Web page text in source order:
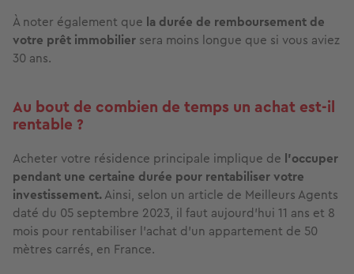
À noter également que la durée de remboursement de
votre prêt immobilier sera moins longue que si vous aviez
30 ans.
Au bout de combien de temps un achat est-il
rentable ?
Acheter votre résidence principale implique de l’occuper
pendant une certaine durée pour rentabiliser votre
investissement.Ainsi, selon un article de Meilleurs Agents
daté du 05 septembre 2023, il faut aujourd’hui 11 ans et 8
mois pour rentabiliser l’achat d’un appartement de 50
mètres carrés, en France.